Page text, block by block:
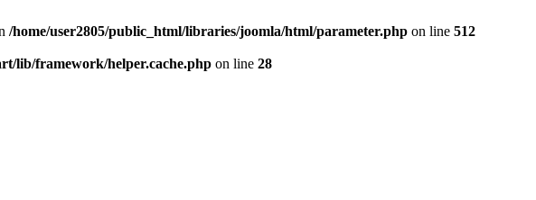
/home/user2805/public_html/libraries/joomla/html/parameter.php on line 512
lib/framework/helper.cache.php on line 28